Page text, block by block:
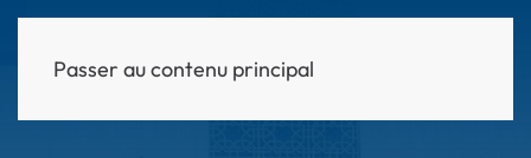
Passer au contenu principal